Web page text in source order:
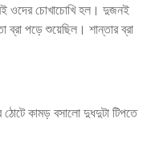
ওদের চোখাচোখি হল। দুজনই
পড়ে শুয়েছিল। শান্তার ব্রা
ঠোটে কামড় বসালো দুধদুটা টিপতে